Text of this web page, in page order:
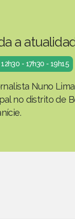
a
- 17h30 - 19h15
Nuno
no distrito de